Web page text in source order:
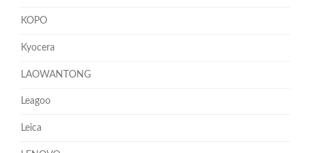
KOPO
Kyocera
LAOWANTONG
Leagoo
Leica